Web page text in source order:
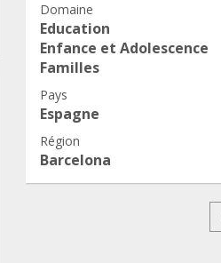
Domaine
Education
Enfance et Adolescence
Familles
Pays
Espagne
Région
Barcelona